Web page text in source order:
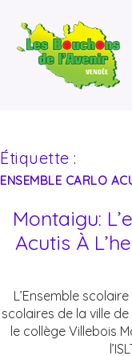
Étiquette :
ENSEMBLE CARLO
Montaigu:
Acutis À
L’Ensemble
scolaires de la ville
le collège Villebois